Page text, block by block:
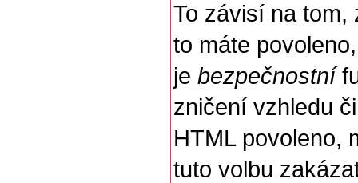
To závisí na tom,
to máte
je bezpečnostní
zničení vzhledu
HTML povoleno,
tuto volbu